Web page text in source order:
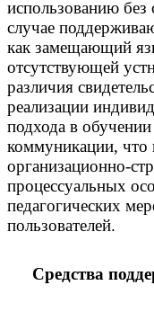
использованию
случае
как замещающий
отсутствующей
различия
реализации
подхода в
коммуникации, что
организационно-
процессуальных
педагогических
пользователей.
Средства